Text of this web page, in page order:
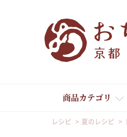
商品カテゴリ
レシピ 夏のレシピ